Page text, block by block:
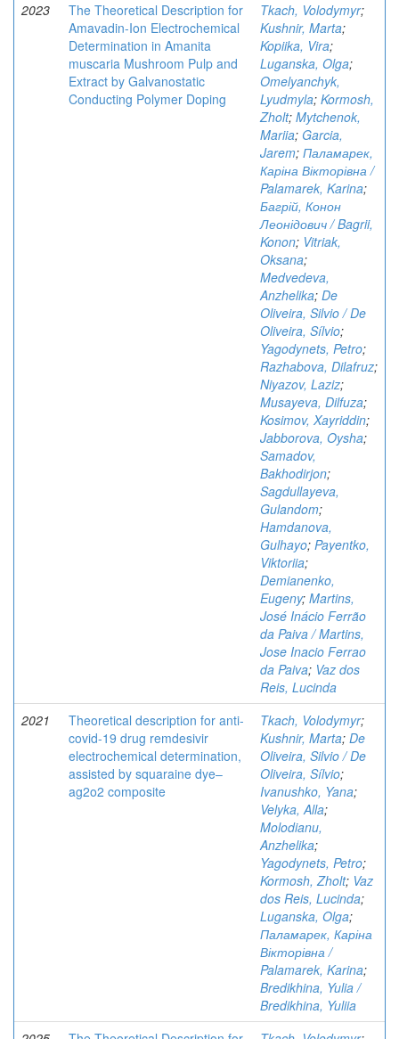
2023
The Theoretical Description for
Amavadin-Ion Electrochemical
Determination in Amanita
muscaria Mushroom Pulp and
Extract by Galvanostatic
Conducting Polymer Doping
Tkach, Volodymyr;
Kushnir, Marta;
Kopiika, Vira;
Luganska, Olga;
Omelyanchyk,
Lyudmyla; Kormosh,
Zholt; Mytchenok,
Mariia; Garcia,
Jarem; Паламарек,
Каріна Вікторівна /
Palamarek, Karina;
Багрій, Конон
Леонідович / Bagrii,
Konon; Vitriak,
Oksana;
Medvedeva,
Anzhelika; De
Oliveira, Silvio / De
Oliveira, Sílvio;
Yagodynets, Petro;
Razhabova, Dilafruz;
Niyazov, Laziz;
Musayeva, Dilfuza;
Kosimov, Xayriddin;
Jabborova, Oysha;
Samadov,
Bakhodirjon;
Sagdullayeva,
Gulandom;
Hamdanova,
Gulhayo; Payentko,
Viktoriia;
Demianenko,
Eugeny; Martins,
José Inácio Ferrão
da Paiva / Martins,
Jose Inacio Ferrao
da Paiva; Vaz dos
Reis, Lucinda
2021
Theoretical description for anti-
covid-19 drug remdesivir
electrochemical determination,
assisted by squaraine dye–
ag2o2 composite
Tkach, Volodymyr;
Kushnir, Marta; De
Oliveira, Silvio / De
Oliveira, Sílvio;
Ivanushko, Yana;
Velyka, Alla;
Molodianu,
Anzhelika;
Yagodynets, Petro;
Kormosh, Zholt; Vaz
dos Reis, Lucinda;
Luganska, Olga;
Паламарек, Каріна
Вікторівна /
Palamarek, Karina;
Bredikhina, Yulia /
Bredikhina, Yuliia